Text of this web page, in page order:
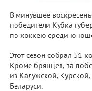
В минувшее
победители Кубка
по хоккею среди
Этот сезон собрал 51
Кроме брянцев, за
из Калужской,
Беларуси.